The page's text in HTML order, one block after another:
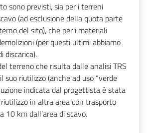
sono previsti, sia per i terreni
(ad esclusione della quota parte
del sito), che per i materiali
(per questi ultimi abbiamo
discarica).
terreno che risulta dalle analisi TRS
suo riutilizzo (anche ad uso “verde
indicata dal progettista è stata
in altra area con trasporto
10 km dall’area di scavo.